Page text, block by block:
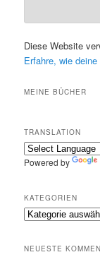
Diese Website
Erfahre, wie
MEINE BÜCHER
TRANSLATION
Powered by
KATEGORIEN
Kategorien
NEUESTE